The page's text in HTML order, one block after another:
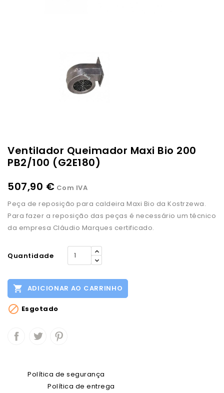
Ventilador Queimador Maxi Bio 200
PB2/100 (G2E180)
507,90 € Com IVA
Peça de reposição para caldeira Maxi Bio da Kostrzewa.
Para fazer a reposição das peças é necessário um técnico
da empresa Cláudio Marques certificado.
Quantidade
 ADICIONAR AO CARRINHO
 Esgotado
Política de segurança
Política de entrega